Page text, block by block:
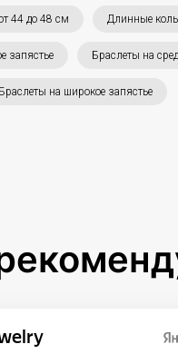
44 до 48 см Длинные
запястье Браслеты на
Браслеты на широкое запястье